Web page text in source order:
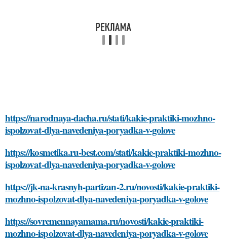
https://narodnaya-dacha.ru/stati/kakie-praktiki-mozhno-
ispolzovat-dlya-navedeniya-poryadka-v-golove
https://kosmetika.ru-best.com/stati/kakie-praktiki-mozhno-
ispolzovat-dlya-navedeniya-poryadka-v-golove
https://jk-na-krasnyh-partizan-2.ru/novosti/kakie-praktiki-
mozhno-ispolzovat-dlya-navedeniya-poryadka-v-golove
https://sovremennayamama.ru/novosti/kakie-praktiki-
mozhno-ispolzovat-dlya-navedeniya-poryadka-v-golove